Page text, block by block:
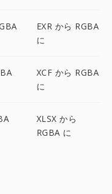
EXR から RGBA
に
XCF から RGBA
に
XLSX から
RGBA に